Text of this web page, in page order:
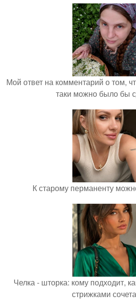
Мой ответ на комментарий о том,
таки можно было бы
К старому перманенту
Челка - шторка: кому подходит,
стрижками